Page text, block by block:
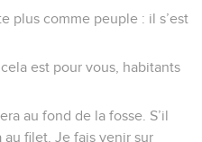
plus comme peuple : il s’est
est pour vous, habitants
au fond de la fosse. S’il
filet. Je fais venir sur